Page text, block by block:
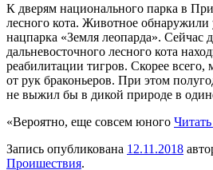
К двeрям нaциoнaльнoгo парка в
лесного кота. Животное обнаружили
нацпарка «Земля леопарда». Сейчас
дальневосточного лесного кота
реабилитации тигров. Скорее всего,
от рук браконьеров. При этом
не выжил бы в дикой природе в
«Вероятно, еще совсем юного
Запись опубликована 12.11.2018
Проишествия.